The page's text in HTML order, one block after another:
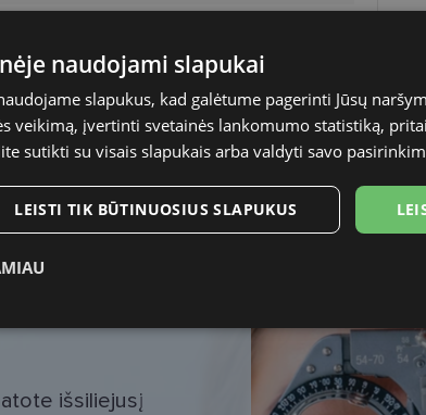
Plastmasinis
Vyrams
išsiliejusį
naudojami slapukai
slapukus, kad galėtume pagerinti Jūsų
veikimą, įvertinti svetainės lankomumo statistiką,
sutikti su visais slapukais arba valdyti savo
LEISTI TIK BŪTINUOSIUS SLAPUKUS